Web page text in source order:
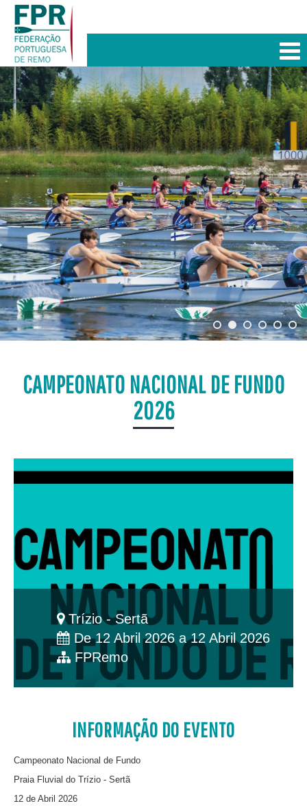
CAMPEONATO NACIONAL DE FUNDO
2026
Trízio - Sertã
De 12 Abril 2026 a 12 Abril 2026
FPRemo
INFORMAÇÃO DO EVENTO
Campeonato Nacional de Fundo
Praia Fluvial do Trízio - Sertã
12 de Abril 2026